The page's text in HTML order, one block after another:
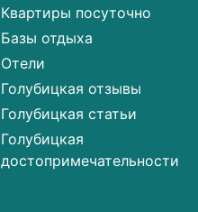
Квартиры посуточно
Базы отдыха
Отели
Голубицкая отзывы
Голубицкая статьи
Голубицкая
достопримечательности